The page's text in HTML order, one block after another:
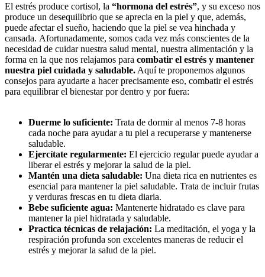
El estrés produce cortisol, la “hormona del estrés”, y su exceso nos
produce un desequilibrio que se aprecia en la piel y que, además,
puede afectar el sueño, haciendo que la piel se vea hinchada y
cansada. Afortunadamente, somos cada vez más conscientes de la
necesidad de cuidar nuestra salud mental, nuestra alimentación y la
forma en la que nos relajamos para combatir el estrés y mantener
nuestra piel cuidada y saludable. Aquí te proponemos algunos
consejos para ayudarte a hacer precisamente eso, combatir el estrés
para equilibrar el bienestar por dentro y por fuera:
Duerme lo suficiente: Trata de dormir al menos 7-8 horas
cada noche para ayudar a tu piel a recuperarse y mantenerse
saludable.
Ejercítate regularmente: El ejercicio regular puede ayudar a
liberar el estrés y mejorar la salud de la piel.
Mantén una dieta saludable: Una dieta rica en nutrientes es
esencial para mantener la piel saludable. Trata de incluir frutas
y verduras frescas en tu dieta diaria.
Bebe suficiente agua: Mantenerte hidratado es clave para
mantener la piel hidratada y saludable.
Practica técnicas de relajación: La meditación, el yoga y la
respiración profunda son excelentes maneras de reducir el
estrés y mejorar la salud de la piel.